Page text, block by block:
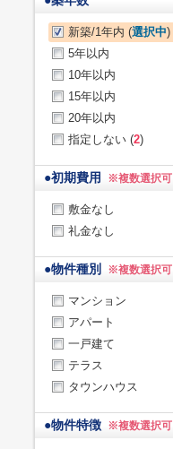
新築/1年内 (選択中)
5年以内
10年以内
15年以内
20年以内
指定しない (2)
●初期費用 ※複数選択可
敷金なし
礼金なし
●物件種別 ※複数選択可
マンション
アパート
一戸建て
テラス
タウンハウス
●物件特徴 ※複数選択可